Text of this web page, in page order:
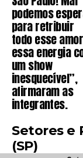
podemos
para retribuir
todo esse
essa energia
um show
inesquecível”,
afirmaram as
integrantes.
Setores e
(SP)